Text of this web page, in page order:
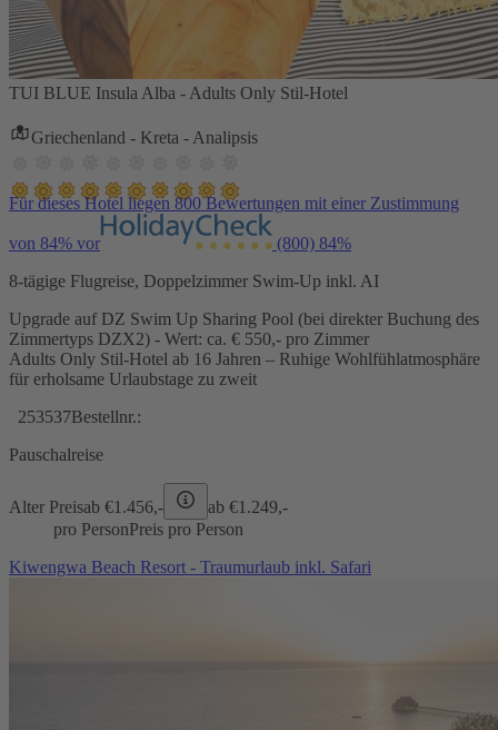
TUI BLUE Insula Alba - Adults Only Stil-Hotel
Griechenland - Kreta - Analipsis
Für dieses Hotel liegen 800 Bewertungen mit einer Zustimmung
von 84% vor (800) 84%
8-tägige Flugreise, Doppelzimmer Swim-Up inkl. AI
Upgrade auf DZ Swim Up Sharing Pool (bei direkter Buchung des
Zimmertyps DZX2) - Wert: ca. € 550,- pro Zimmer
Adults Only Stil-Hotel ab 16 Jahren – Ruhige Wohlfühlatmosphäre
für erholsame Urlaubstage zu zweit
253537Bestellnr.:
Pauschalreise
Alter Preisab €1.456,- ab €1.249,-
pro PersonPreis pro Person
Kiwengwa Beach Resort - Traumurlaub inkl. Safari